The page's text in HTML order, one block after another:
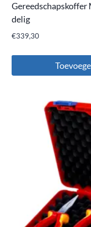
Gereedschapskoffer
delig
€339,30